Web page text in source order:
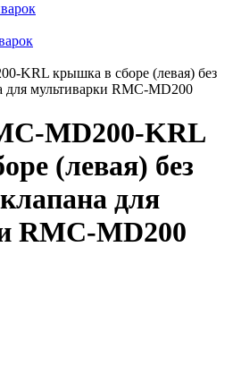
KRL крышка в сборе (левая) без
для мультиварки RMC-MD200
MD200-KRL
(левая) без
для
RMC-MD200